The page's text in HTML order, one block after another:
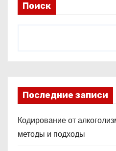
Поиск
Последние записи
Кодирование от
методы и подходы